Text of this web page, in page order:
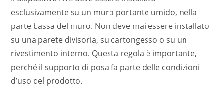
esclusivamente su un muro portante umido, nella
parte bassa del muro. Non deve mai essere installato
su una parete divisoria, su cartongesso o su un
rivestimento interno. Questa regola è importante,
perché il supporto di posa fa parte delle condizioni
d’uso del prodotto.